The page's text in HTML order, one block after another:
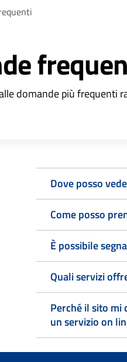
domande più frequenti
Dove posso
Come posso
È possibile
Quali servizi
Perché il sito mi
un servizio on